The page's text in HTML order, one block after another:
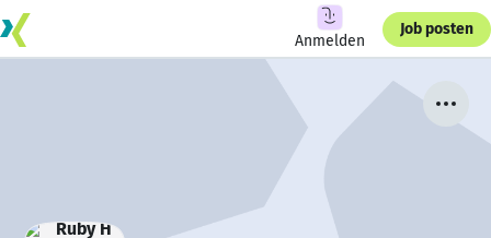
Anmelden
Job posten